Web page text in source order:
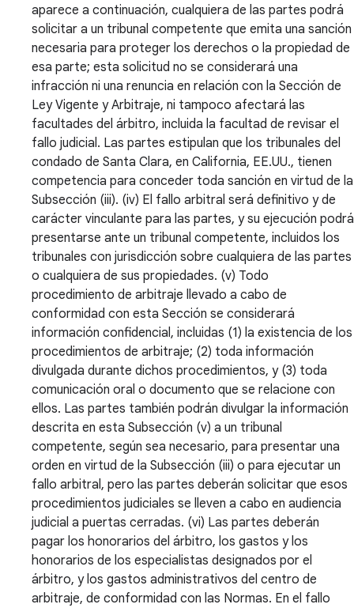
aparece a continuación, cualquiera de las partes podrá
solicitar a un tribunal competente que emita una sanción
necesaria para proteger los derechos o la propiedad de
esa parte; esta solicitud no se considerará una
infracción ni una renuncia en relación con la Sección de
Ley Vigente y Arbitraje, ni tampoco afectará las
facultades del árbitro, incluida la facultad de revisar el
fallo judicial. Las partes estipulan que los tribunales del
condado de Santa Clara, en California, EE.UU., tienen
competencia para conceder toda sanción en virtud de la
Subsección (iii). (iv) El fallo arbitral será definitivo y de
carácter vinculante para las partes, y su ejecución podrá
presentarse ante un tribunal competente, incluidos los
tribunales con jurisdicción sobre cualquiera de las partes
o cualquiera de sus propiedades. (v) Todo
procedimiento de arbitraje llevado a cabo de
conformidad con esta Sección se considerará
información confidencial, incluidas (1) la existencia de los
procedimientos de arbitraje; (2) toda información
divulgada durante dichos procedimientos, y (3) toda
comunicación oral o documento que se relacione con
ellos. Las partes también podrán divulgar la información
descrita en esta Subsección (v) a un tribunal
competente, según sea necesario, para presentar una
orden en virtud de la Subsección (iii) o para ejecutar un
fallo arbitral, pero las partes deberán solicitar que esos
procedimientos judiciales se lleven a cabo en audiencia
judicial a puertas cerradas. (vi) Las partes deberán
pagar los honorarios del árbitro, los gastos y los
honorarios de los especialistas designados por el
árbitro, y los gastos administrativos del centro de
arbitraje, de conformidad con las Normas. En el fallo